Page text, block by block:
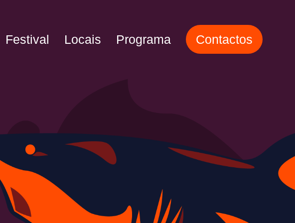
Festival Locais Programa Contactos